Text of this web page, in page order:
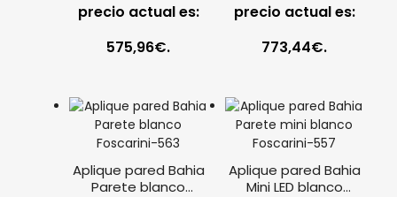
precio actual es:
575,96€.
precio actual es:
773,44€.
Aplique pared Bahia
Parete blanco
Aplique pared Bahia
Mini LED blanco